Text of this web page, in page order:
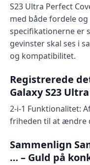
S23 Ultra Perfect
med både fordele
specifikationerne er
gevinster skal ses i
og kompatibilitet.
Registrerede
Galaxy S23
2-i-1 Funktionalitet:
friheden til at ændre
Sammenlign
… – Guld på